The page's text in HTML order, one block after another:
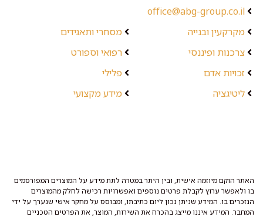
office@abg-group.co.il
מקרקעין ובנייה
צרכנות ופיננסי
זכויות אדם
ליטיגציה
מסחרי ותאגידים
רפואי וספורט
פלילי
מידע מקצועי
האתר הוקם מיוזמה אישית, ובין היתר במטרה לתת מידע על המוצרים המפורסמים
בו ולאפשר ערוץ לקבלת פרטים נוספים ואפשרויות רכישה לחלק מהמוצרים
הנזכרים בו. המידע שניתן נכון ליום כתיבתו, ומבוסס על מחקר אישי שנערך על ידי
המחבר. המידע איננו מייצג בהכרח את השירות, המוצר, את הפרטים הטכניים